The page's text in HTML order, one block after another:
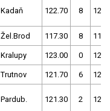
Kadaň 122.70 8
Žel.Brod 117.30 8
Kralupy 123.00 0
Trutnov 121.70 6
Pardub. 121.30 2